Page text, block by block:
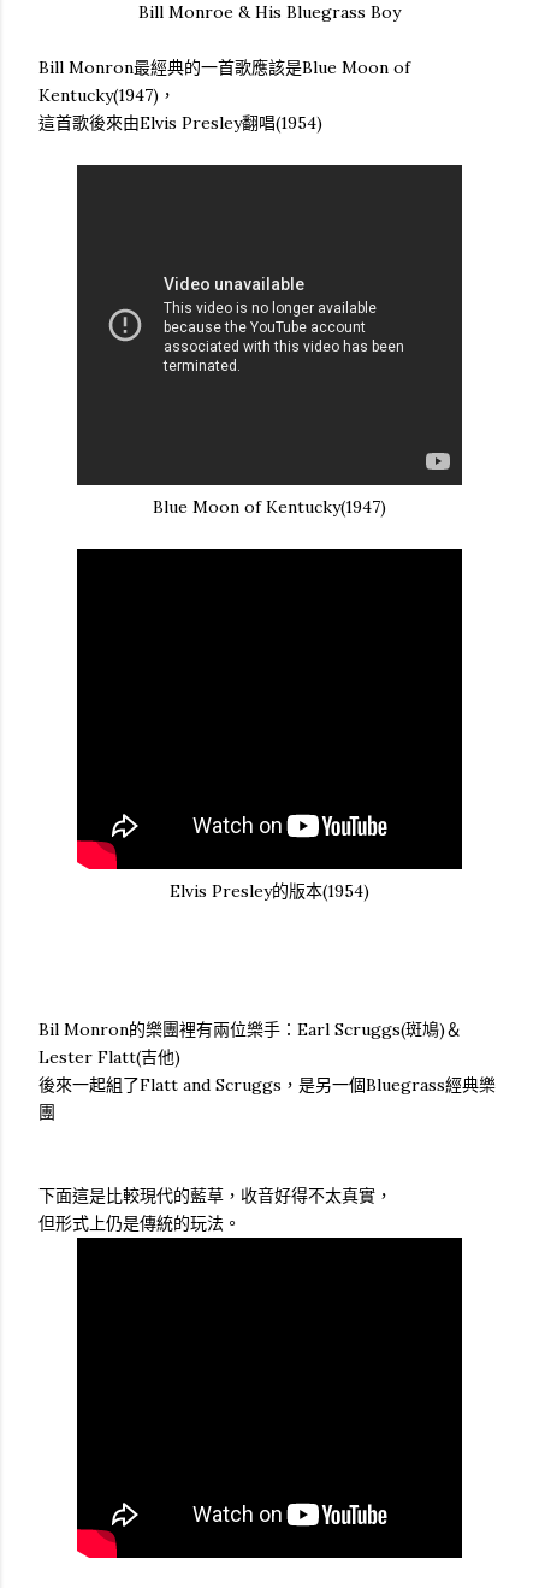
Bill Monroe & His Bluegrass Boy
Bill Monron最經典的一首歌應該是Blue Moon of
Kentucky(1947)，
這首歌後來由Elvis Presley翻唱(1954)
Blue Moon of Kentucky(1947)
Elvis Presley的版本(1954)
Bil Monron的樂團裡有兩位樂手：Earl Scruggs(斑鳩)＆
Lester Flatt(吉他)
後來一起組了Flatt and Scruggs，是另一個Bluegrass經典樂
團
下面這是比較現代的藍草，收音好得不太真實，
但形式上仍是傳統的玩法。